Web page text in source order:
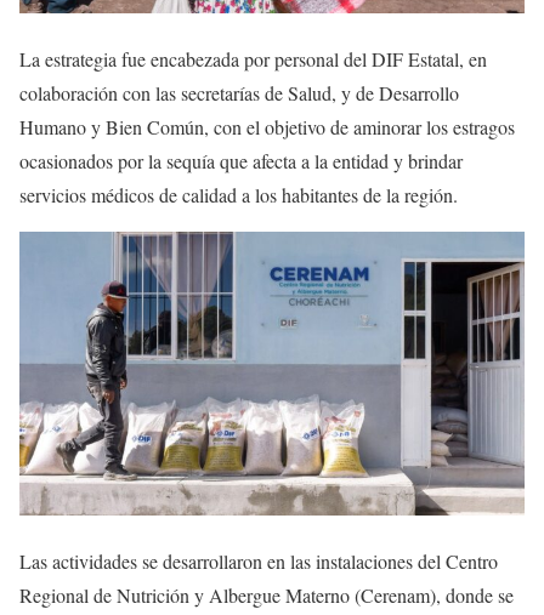
La estrategia fue encabezada por personal del DIF Estatal, en
colaboración con las secretarías de Salud, y de Desarrollo
Humano y Bien Común, con el objetivo de aminorar los estragos
ocasionados por la sequía que afecta a la entidad y brindar
servicios médicos de calidad a los habitantes de la región.
Las actividades se desarrollaron en las instalaciones del Centro
Regional de Nutrición y Albergue Materno (Cerenam), donde se